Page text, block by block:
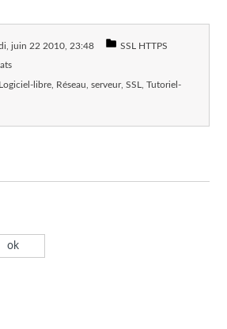
juin 22 2010 , 23:48 SSL HTTPS
Logiciel-libre Réseau serveur SSL Tutoriel-